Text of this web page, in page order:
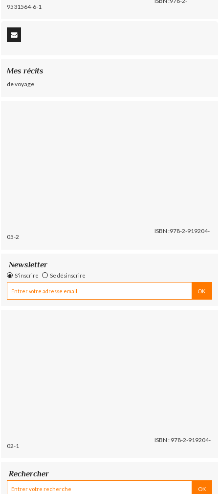
9531564-6-1
Mes récits
de voyage
ISBN :978-2-919204-
05-2
Newsletter
S'inscrire Se désinscrire
ISBN : 978-2-919204-
02-1
Rechercher